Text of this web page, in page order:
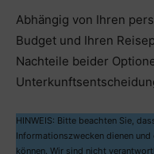
Abhängig von Ihren
Budget und Ihren
Nachteile beider
HINWEIS: Bitte beachten Sie,
Informationszwecken dienen
können. Wir sind nicht